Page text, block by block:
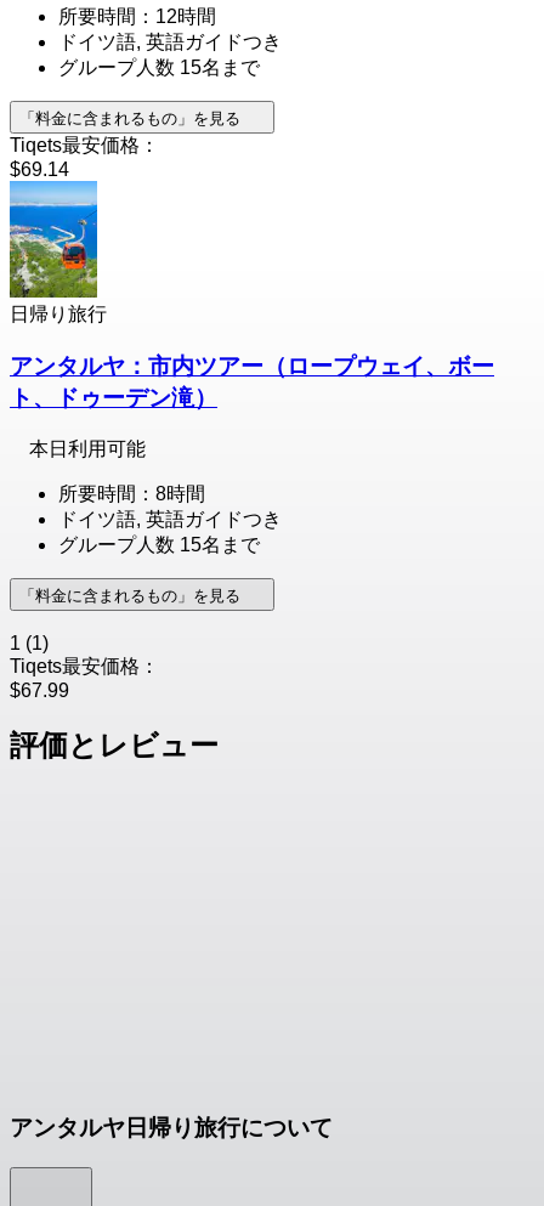
所要時間：12時間
ドイツ語, 英語ガイドつき
グループ人数 15名まで
「料金に含まれるもの」を見る
Tiqets最安価格：
$69.14
日帰り旅行
アンタルヤ：市内ツアー（ロープウェイ、ボー
ト、ドゥーデン滝）
本日利用可能
所要時間：8時間
ドイツ語, 英語ガイドつき
グループ人数 15名まで
「料金に含まれるもの」を見る
1 (1)
Tiqets最安価格：
$67.99
評価とレビュー
アンタルヤ日帰り旅行について